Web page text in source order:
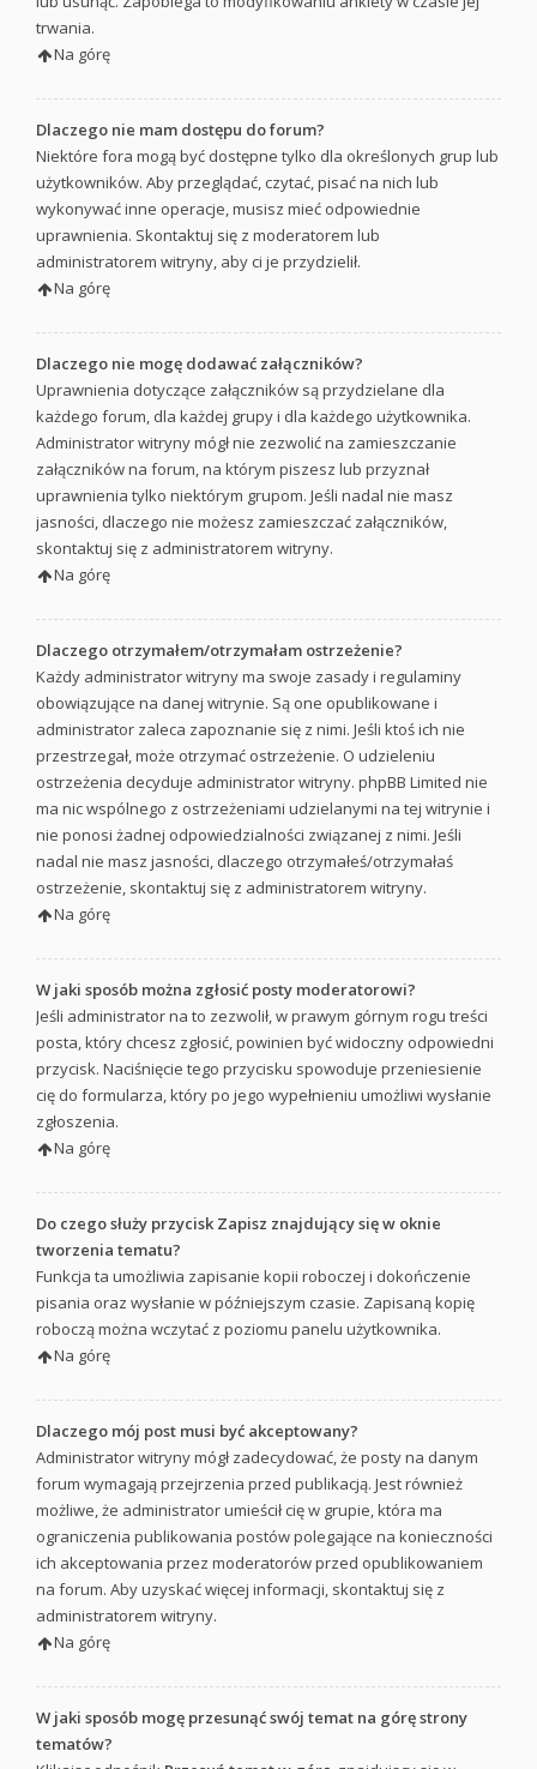
trwania.
Na górę
Dlaczego nie mam dostępu do forum?
Niektóre fora mogą być dostępne tylko dla określonych grup lub
użytkowników. Aby przeglądać, czytać, pisać na nich lub
wykonywać inne operacje, musisz mieć odpowiednie
uprawnienia. Skontaktuj się z moderatorem lub
administratorem witryny, aby ci je przydzielił.
Na górę
Dlaczego nie mogę dodawać załączników?
Uprawnienia dotyczące załączników są przydzielane dla
każdego forum, dla każdej grupy i dla każdego użytkownika.
Administrator witryny mógł nie zezwolić na zamieszczanie
załączników na forum, na którym piszesz lub przyznał
uprawnienia tylko niektórym grupom. Jeśli nadal nie masz
jasności, dlaczego nie możesz zamieszczać załączników,
skontaktuj się z administratorem witryny.
Na górę
Dlaczego otrzymałem/otrzymałam ostrzeżenie?
Każdy administrator witryny ma swoje zasady i regulaminy
obowiązujące na danej witrynie. Są one opublikowane i
administrator zaleca zapoznanie się z nimi. Jeśli ktoś ich nie
przestrzegał, może otrzymać ostrzeżenie. O udzieleniu
ostrzeżenia decyduje administrator witryny. phpBB Limited nie
ma nic wspólnego z ostrzeżeniami udzielanymi na tej witrynie i
nie ponosi żadnej odpowiedzialności związanej z nimi. Jeśli
nadal nie masz jasności, dlaczego otrzymałeś/otrzymałaś
ostrzeżenie, skontaktuj się z administratorem witryny.
Na górę
W jaki sposób można zgłosić posty moderatorowi?
Jeśli administrator na to zezwolił, w prawym górnym rogu treści
posta, który chcesz zgłosić, powinien być widoczny odpowiedni
przycisk. Naciśnięcie tego przycisku spowoduje przeniesienie
cię do formularza, który po jego wypełnieniu umożliwi wysłanie
zgłoszenia.
Na górę
Do czego służy przycisk Zapisz znajdujący się w oknie
tworzenia tematu?
Funkcja ta umożliwia zapisanie kopii roboczej i dokończenie
pisania oraz wysłanie w późniejszym czasie. Zapisaną kopię
roboczą można wczytać z poziomu panelu użytkownika.
Na górę
Dlaczego mój post musi być akceptowany?
Administrator witryny mógł zadecydować, że posty na danym
forum wymagają przejrzenia przed publikacją. Jest również
możliwe, że administrator umieścił cię w grupie, która ma
ograniczenia publikowania postów polegające na konieczności
ich akceptowania przez moderatorów przed opublikowaniem
na forum. Aby uzyskać więcej informacji, skontaktuj się z
administratorem witryny.
Na górę
W jaki sposób mogę przesunąć swój temat na górę strony
tematów?